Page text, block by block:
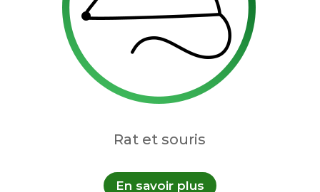
Rat et souris
En savoir plus